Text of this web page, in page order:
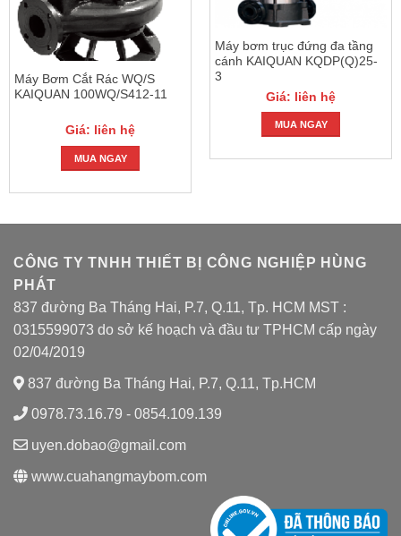
Máy Bơm Cắt Rác WQ/S
KAIQUAN 100WQ/S412-11
Giá: liên hệ
MUA NGAY
Máy bơm trục đứng đa tầng
cánh KAIQUAN KQDP(Q)25-
3
Giá: liên hệ
MUA NGAY
CÔNG TY TNHH THIẾT BỊ CÔNG NGHIỆP HÙNG
PHÁT
837 đường Ba Tháng Hai, P.7, Q.11, Tp. HCM MST :
0315599073 do sở kế hoạch và đầu tư TPHCM cấp ngày
02/04/2019
837 đường Ba Tháng Hai, P.7, Q.11, Tp.HCM
0978.73.16.79 - 0854.109.139
uyen.dobao@gmail.com
www.cuahangmaybom.com